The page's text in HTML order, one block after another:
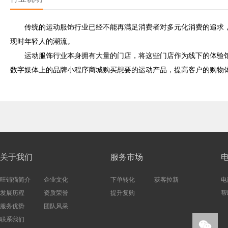
传统的运动服饰行业已经不能再满足消费者对多元化消费的追求
现时年轻人的潮流。
运动服饰行业本身拥有大量的门店，将这些门店作为线下的体验
数字媒体上的品牌小程序商城购买想要的运动产品，提高客户的购
关于我们
旺铺猫简介
企业文化
发展历程
资质荣誉
服务优势
团队风采
联系我们
服务市场
下单转化
获客拉新
提升复购